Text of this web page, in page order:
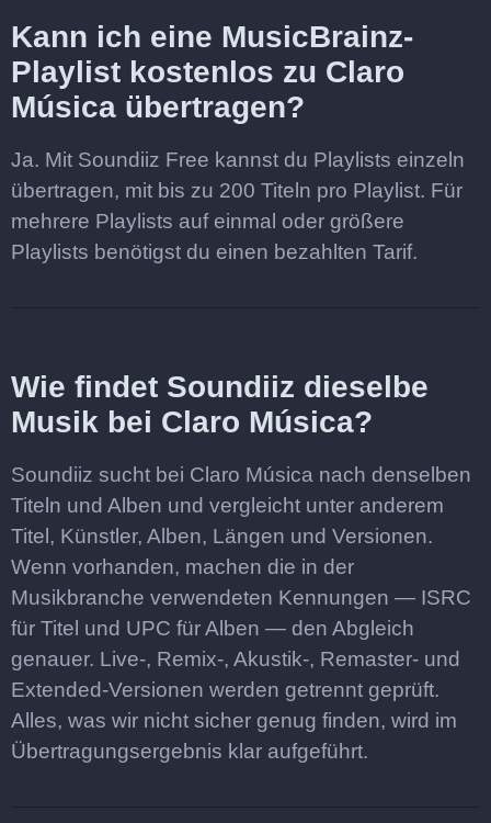
Kann ich eine MusicBrainz-
Playlist kostenlos zu Claro
Música übertragen?
Ja. Mit Soundiiz Free kannst du Playlists einzeln
übertragen, mit bis zu 200 Titeln pro Playlist. Für
mehrere Playlists auf einmal oder größere
Playlists benötigst du einen bezahlten Tarif.
Wie findet Soundiiz dieselbe
Musik bei Claro Música?
Soundiiz sucht bei Claro Música nach denselben
Titeln und Alben und vergleicht unter anderem
Titel, Künstler, Alben, Längen und Versionen.
Wenn vorhanden, machen die in der
Musikbranche verwendeten Kennungen — ISRC
für Titel und UPC für Alben — den Abgleich
genauer. Live-, Remix-, Akustik-, Remaster- und
Extended-Versionen werden getrennt geprüft.
Alles, was wir nicht sicher genug finden, wird im
Übertragungsergebnis klar aufgeführt.